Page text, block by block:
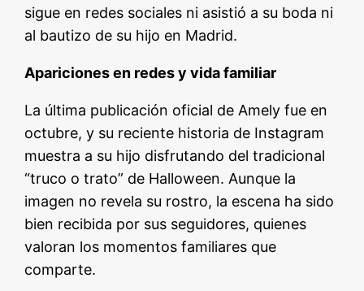
sigue en redes sociales ni asistió a su boda ni
al bautizo de su hijo en Madrid.
Apariciones en redes y vida familiar
La última publicación oficial de Amely fue en
octubre, y su reciente historia de Instagram
muestra a su hijo disfrutando del tradicional
“truco o trato” de Halloween. Aunque la
imagen no revela su rostro, la escena ha sido
bien recibida por sus seguidores, quienes
valoran los momentos familiares que
comparte.